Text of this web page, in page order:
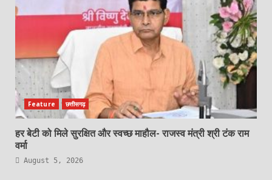
Feature छत्तीसगढ़
हर बेटी को मिले सुरक्षित और स्वच्छ माहौल- राजस्व मंत्री श्री टंक राम
वर्मा
August 5, 2026